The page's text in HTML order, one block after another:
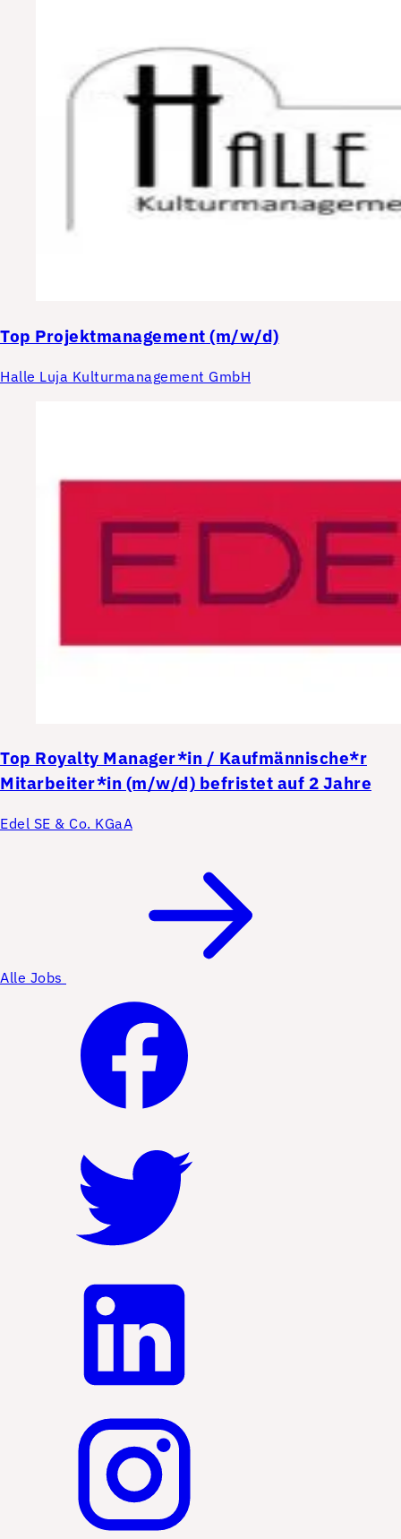
Top Projektmanagement (m/w/d)
Halle Luja Kulturmanagement GmbH
Top Royalty Manager*in / Kaufmännische*r
Mitarbeiter*in (m/w/d) befristet auf 2 Jahre
Edel SE & Co. KGaA
Alle Jobs